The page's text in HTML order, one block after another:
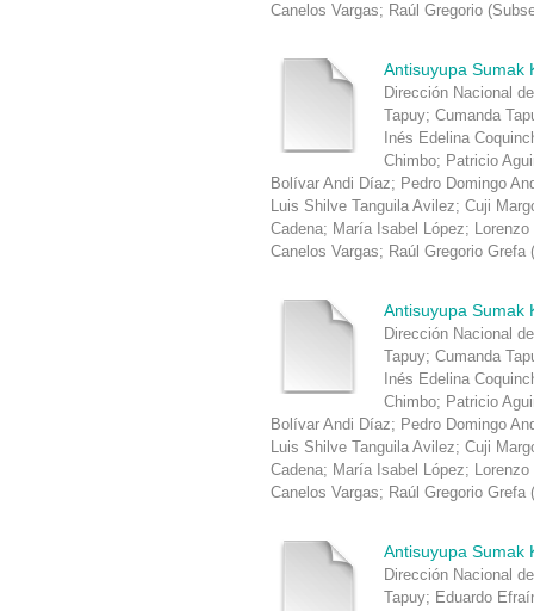
Canelos Vargas; Raúl Gregorio (
Antisuyupa Sumak
Dirección Nacional
Tapuy; Cumanda
Inés Edelina
Chimbo; Patricio
Bolívar Andi Díaz; Pedro Domingo
Luis Shilve Tanguila Avilez; Cuji
Cadena; María Isabel López;
Canelos Vargas; Raúl Gregorio Grefa (
Antisuyupa Sumak
Dirección Nacional
Tapuy; Cumanda
Inés Edelina
Chimbo; Patricio
Bolívar Andi Díaz; Pedro Domingo
Luis Shilve Tanguila Avilez; Cuji
Cadena; María Isabel López;
Canelos Vargas; Raúl Gregorio Grefa (
Antisuyupa Sumak
Dirección Nacional
Tapuy; Eduardo